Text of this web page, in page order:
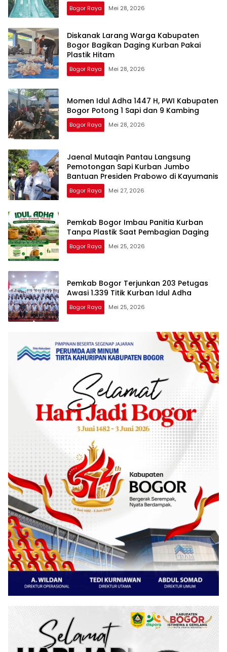
Bogor Raya Mei 28, 2026
Diskanak Larang Warga Kabupaten
Bogor Bagikan Daging Kurban Pakai
Plastik Hitam
Bogor Raya Mei 28, 2026
Momen Idul Adha 1447 H, PWI Kabupaten
Bogor Potong 1 Sapi dan 9 Kambing
Bogor Raya Mei 28, 2026
Jaenal Mutaqin Pantau Langsung
Pemotongan Sapi Kurban Jumbo
Bantuan Presiden Prabowo di Kayumanis
Bogor Raya Mei 27, 2026
Pemkab Bogor Imbau Panitia Kurban
Tanpa Plastik Saat Pembagian Daging
Bogor Raya Mei 25, 2026
Pemkab Bogor Terjunkan 203 Petugas
Awasi 1.339 Titik Kurban Idul Adha
Bogor Raya Mei 25, 2026